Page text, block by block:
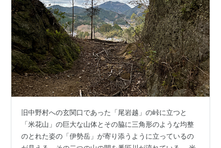
旧中野村への玄関口であった「尾岩越」の峠に立つと
「米花山」の巨大な山体とその脇に三角形のような均整
のとれた姿の「伊勢岳」が寄り添うように立っているの